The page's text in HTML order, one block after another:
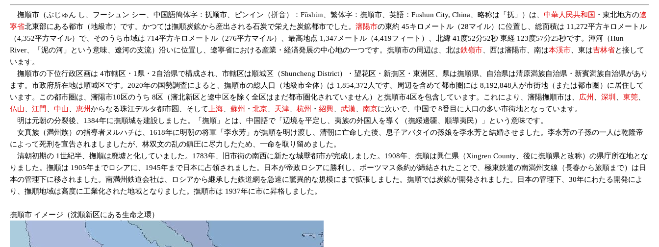
撫順市（ぶじゅん し、フーシュン シー、中国語簡体字：抚顺市、ピンイン（拼音）：Fǔshùn、繁体字：撫順市、英語：Fushun City, China、略称は「抚」）は、 中華人民共和国 ・東北地方の遼
寧省北東部にある都市（地級市）です。かつては撫順炭鉱から産出される石炭で栄えた炭鉱都市でした。 瀋陽市の東約 45キロメートル（28マイル）に位置し、総面積は 11,272平方キロメートル
（4,352平方マイル）で、そのうち市域は 714平方キロメートル（276平方マイル）、最高地点 1,347メートル（4,419フィート）、北緯 41度52分52秒 東経 123度57分25秒です。渾河（Hun
River、「泥の河」という意味、遼河の支流）沿いに位置し、遼寧省における産業・経済発展の中心地の一つです。撫順市の周辺は、北は鉄嶺市 、西は瀋陽市、南は本渓市 、東は吉林省と接して
います。
撫順市の下位行政区画は 4市轄区・1県・2自治県で構成され、市轄区は順城区（Shuncheng District）・望花区・新撫区・東洲区、県は撫順県、自治県は清原満族自治県・新賓満族自治県があり
ます。市政府所在地は順城区です。2020年の国勢調査によると、撫順市の総人口（地級市全体）は 1,854,372人です。周辺を含めて都市圏には 8,192,848人が市街地（または都市圏）に居住して
います。この都市圏は、瀋陽市10区のうち 8区（瀋北新区と遼中区を除く全区はまだ都市圏化されていません）と撫順市4区を包含しています。これにより、瀋陽撫順市は、 広州 深圳 東莞
仏山
江門 中山 恵州からなる珠江デルタ都市圏、そして 上海 蘇州 ・ 北京 天津 杭州 ・ 紹興 武漢 南京に次いで、中国で 8番目に人口の多い市街地となっています。
明は元朝の分裂後、1384年に撫順城を建設しました。「撫順」とは、中国語で「辺境を平定し、夷族の外国人を導く（撫綏邊疆、順導夷民）」という意味です。
女真族（満州族）の指導者ヌルハチは、1618年に明朝の将軍「李永芳」が撫順を明け渡し、清朝に亡命した後、息子アバタイの孫娘を李永芳と結婚させました。李永芳の子孫の一人は乾隆帝
によって死刑を宣告されましましたが、林双文の乱の鎮圧に尽力したため、一命を取り留めました。
清朝初期の 1世紀半、撫順は廃墟と化していました。1783年、旧市街の南西に新たな城壁都市が完成しました。1908年、撫順は興仁県（Xingren County、後に撫順県と改称）の県庁所在地とな
りました。撫順は 1905年までロシアに、1945年まで日本に占領されました。日本が帝政ロシアに勝利し、ポーツマス条約が締結されたことで、極東鉄道の南満州支線（長春から旅順まで）は日
本の管理下に移されました。南満州鉄道会社は、ロシアから継承した鉄道網を急速に驚異的な規模にまで拡張しました。撫順では炭鉱が開発されました。日本の管理下、30年にわたる開発によ
り、撫順地域は高度に工業化された地域となりました。撫順市は 1937年に市に昇格しました。
撫順市 イメージ（沈順新区にある生命之環）